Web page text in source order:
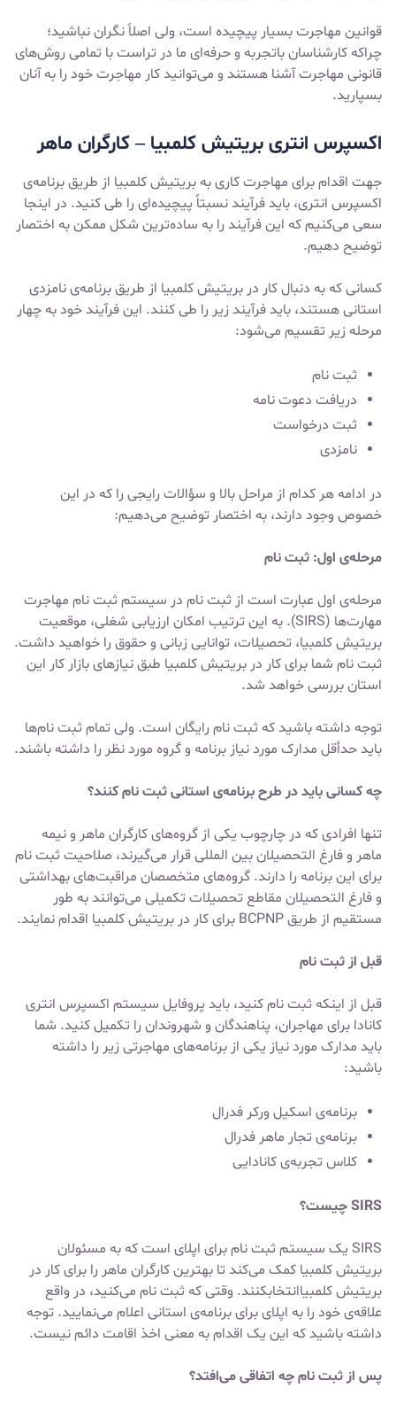
قوانین مهاجرت بسیار پیچیده است، ولی اصلاً نگران نباشید؛
چراکه کارشناسان باتجربه و حرفه‌ای ما در تراست با تمامی روش‌های
قانونی مهاجرت آشنا هستند و می‌توانید کار مهاجرت خود را به آنان
بسپارید.
اکسپرس انتری بریتیش کلمبیا–کارگران ماهر
جهت اقدام برای مهاجرت کاری به بریتیش کلمبیا از طریق برنامه‌ی
اکسپرس انتری، باید فرآیند نسبتاً پیچیده‌ای را طی کنید. در اینجا
سعی می‌کنیم که این فرآیند را به ساده‌ترین شکل ممکن به اختصار
توضیح دهیم.
کسانی که به دنبال کار در بریتیش کلمبیا از طریق برنامه‌ی نامزدی
استانی هستند، باید فرآیند زیر را طی کنند. این فرآیند خود به چهار
مرحله زیر تقسیم می‌شود:
ثبت نام
دریافت دعوت نامه
ثبت درخواست
نامزدی
در ادامه هر کدام از مراحل بالا و سؤالات رایجی را که در این
خصوص وجود دارند، به اختصار توضیح می‌دهیم:
مرحله‌ی اول: ثبت نام
مرحله‌ی اول عبارت است از ثبت نام در سیستم ثبت نام مهاجرت
مهارت‌ها (SIRS). به این ترتیب امکان ارزیابی شغلی، موقعیت
بریتیش کلمبیا، تحصیلات، توانایی زبانی و حقوق را خواهید داشت.
ثبت نام شما برای کار در بریتیش کلمبیا طبق نیازهای بازار کار این
استان بررسی خواهد شد.
توجه داشته باشید که ثبت نام رایگان است. ولی تمام ثبت نام‌ها
باید حدأقل مدارک مورد نیاز برنامه و گروه مورد نظر را داشته باشند.
چه کسانی باید در طرح برنامه‌ی استانی ثبت نام کنند؟
تنها افرادی که در چارچوب یکی از گروه‌های کارگران ماهر و نیمه
ماهر و فارغ التحصیلان بین المللی قرار می‌گیرند، صلاحیت ثبت نام
برای این برنامه را دارند. گروه‌های متخصصان مراقبت‌های بهداشتی
و فارغ التحصیلان مقاطع تحصیلات تکمیلی می‌توانند به طور
مستقیم از طریق BCPNP برای کار در بریتیش کلمبیا اقدام نمایند.
قبل از ثبت نام
قبل از اینکه ثبت نام کنید، باید پروفایل سیستم اکسپرس انتری
کانادا برای مهاجران، پناهندگان و شهروندان را تکمیل کنید. شما
باید مدارک مورد نیاز یکی از برنامه‌های مهاجرتی زیر را داشته
باشید:
برنامه‌ی اسکیل ورکر فدرال
برنامه‌ی تجار ماهر فدرال
کلاس تجربه‌ی کانادایی
SIRSچیست؟
SIRS یک سیستم ثبت نام برای اپلای است که به مسئولان
بریتیش کلمبیا کمک می‌کند تا بهترین کارگران ماهر را برای کار در
بریتیش کلمبیاانتخابکنند. وقتی که ثبت نام می‌کنید، در واقع
علاقه‌ی خود را به اپلای برای برنامه‌ی استانی اعلام می‌نمایید. توجه
داشته باشید که این یک اقدام به معنی اخذ اقامت دائم نیست.
پس از ثبت نام چه اتفاقی می‌افتد؟